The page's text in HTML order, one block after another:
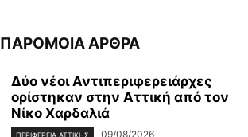
ΠΑΡΟΜΟΙΑ ΑΡΘΡΑ
Δύο νέοι Αντιπεριφερειάρχες
ορίστηκαν στην Αττική από τον
Νίκο Χαρδαλιά
ΠΕΡΙΦΕΡΕΙΑ ΑΤΤΙΚΗΣ 09/08/2026